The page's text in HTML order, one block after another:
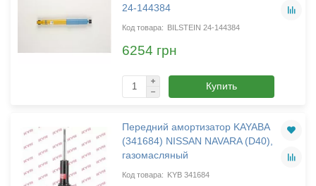
24-144384
BILSTEIN 24-144384
6254 грн
Купить
Передний амортизатор KAYABA
(341684) NISSAN NAVARA (D40),
газомасляный
KYB 341684